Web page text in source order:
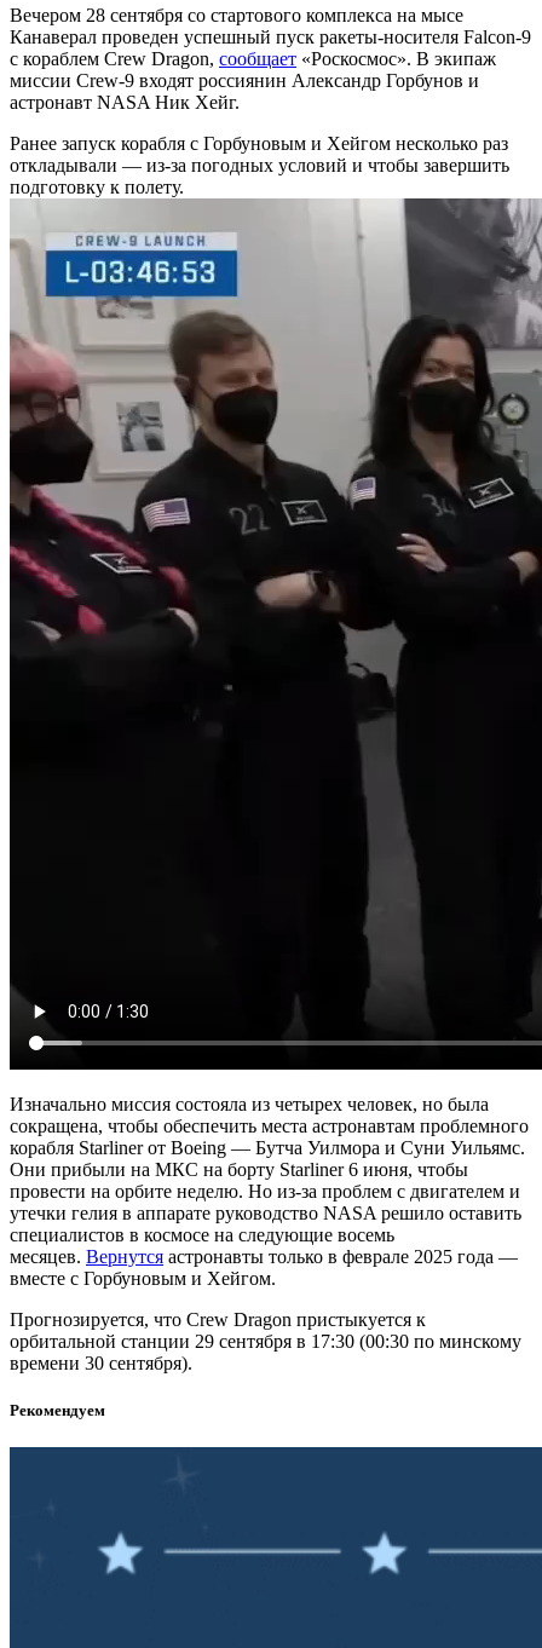
Вечером 28 сентября со стартового комплекса на мысе
Канаверал проведен успешный пуск ракеты-носителя Falcon-9
с кораблем Crew Dragon, сообщает «Роскосмос». В экипаж
миссии Crew-9 входят россиянин Александр Горбунов и
астронавт NASA Ник Хейг.
Ранее запуск корабля с Горбуновым и Хейгом несколько раз
откладывали — из-за погодных условий и чтобы завершить
подготовку к полету.
Изначально миссия состояла из четырех человек, но была
сокращена, чтобы обеспечить места астронавтам проблемного
корабля Starliner от Boeing — Бутча Уилмора и Суни Уильямс.
Они прибыли на МКС на борту Starliner 6 июня, чтобы
провести на орбите неделю. Но из-за проблем с двигателем и
утечки гелия в аппарате руководство NASA решило оставить
специалистов в космосе на следующие восемь
месяцев. Вернутся астронавты только в феврале 2025 года —
вместе с Горбуновым и Хейгом.
Прогнозируется, что Crew Dragon пристыкуется к
орбитальной станции 29 сентября в 17:30 (00:30 по минскому
времени 30 сентября).
Рекомендуем